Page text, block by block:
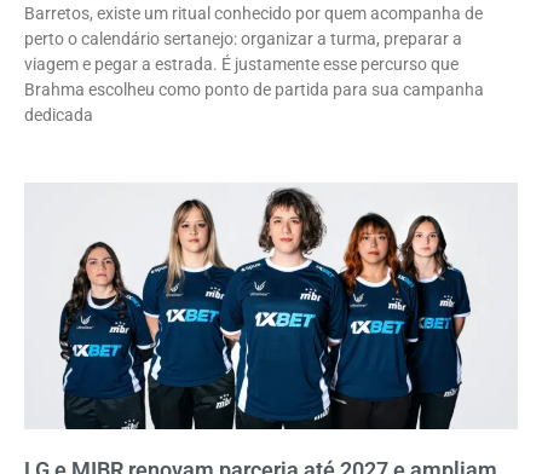
Barretos, existe um ritual conhecido por quem acompanha de
perto o calendário sertanejo: organizar a turma, preparar a
viagem e pegar a estrada. É justamente esse percurso que
Brahma escolheu como ponto de partida para sua campanha
dedicada